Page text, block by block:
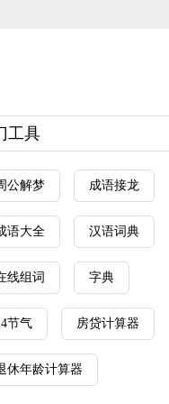
工具
公解梦 成语接龙
语大全 汉语词典
线组词 字典
节气 房贷计算器
休年龄计算器